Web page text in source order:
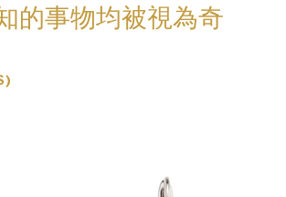
的事物均被視為奇